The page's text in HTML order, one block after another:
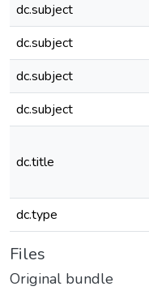
dc.subject
dc.subject
dc.subject
dc.subject
dc.title
dc.type
Files
Original bundle